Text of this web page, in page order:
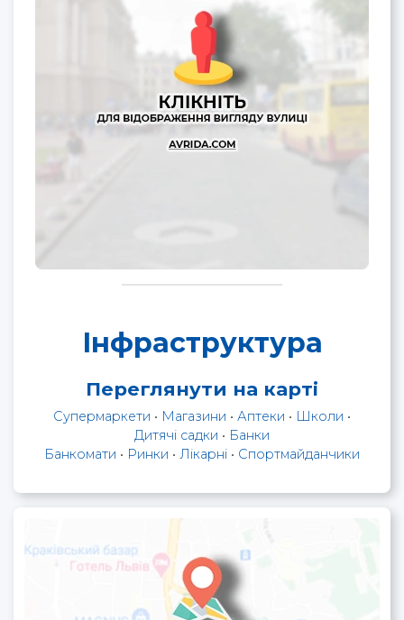
Інфраструктура
Переглянути на карті
Супермаркети • Магазини • Аптеки • Школи •
Дитячі садки • Банки
Банкомати • Ринки • Лікарні • Спортмайданчики